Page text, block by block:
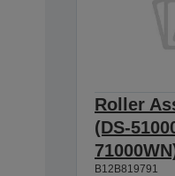
Roller
(DS-
B12B819791